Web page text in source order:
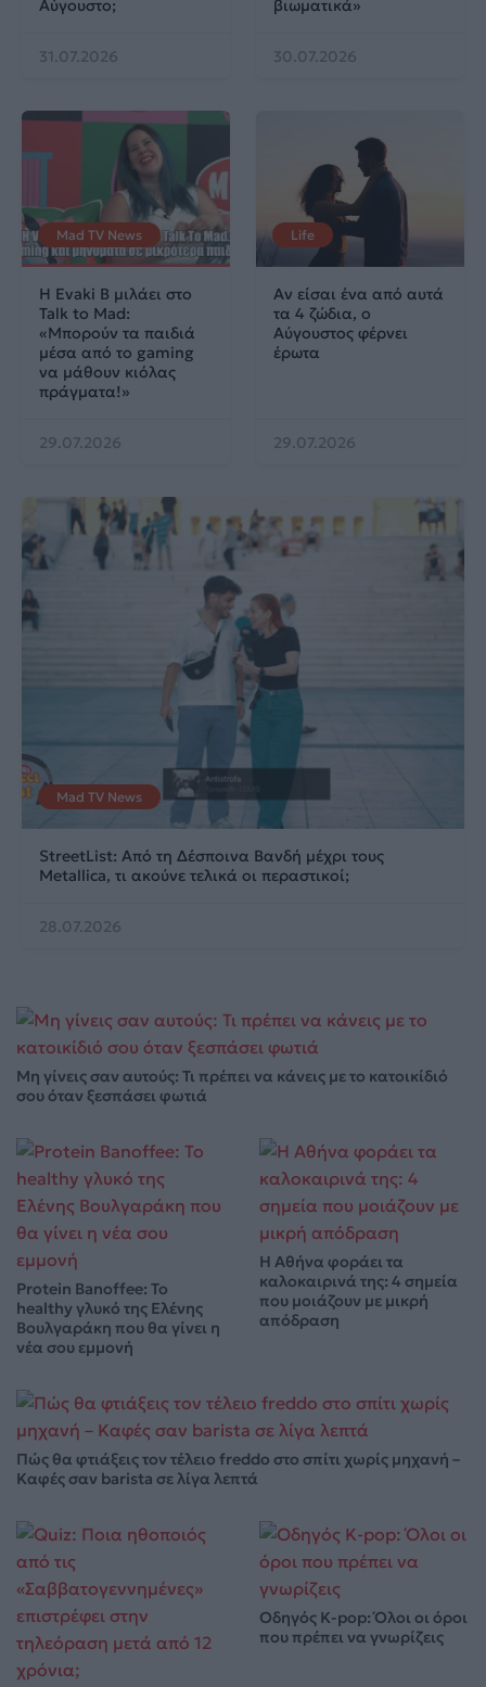
Αύγουστο;
31.07.2026
βιωματικά»
30.07.2026
Mad TV News
Η Evaki B μιλάει στο
Talk to Mad:
«Μπορούν τα παιδιά
μέσα από το gaming
να μάθουν κιόλας
πράγματα!»
29.07.2026
Life
Αν είσαι ένα από αυτά
τα 4 ζώδια, ο
Αύγουστος φέρνει
έρωτα
29.07.2026
Mad TV News
StreetList: Από τη Δέσποινα Βανδή μέχρι τους
Metallica, τι ακούνε τελικά οι περαστικοί;
28.07.2026
Μη γίνεις σαν αυτούς: Τι πρέπει να κάνεις με το κατοικίδιό
σου όταν ξεσπάσει φωτιά
Protein Banoffee: Το
healthy γλυκό της Ελένης
Βουλγαράκη που θα γίνει η
νέα σου εμμονή
Η Αθήνα φοράει τα
καλοκαιρινά της: 4 σημεία
που μοιάζουν με μικρή
απόδραση
Πώς θα φτιάξεις τον τέλειο freddo στο σπίτι χωρίς μηχανή –
Καφές σαν barista σε λίγα λεπτά
Οδηγός K-pop: Όλοι οι όροι
που πρέπει να γνωρίζεις